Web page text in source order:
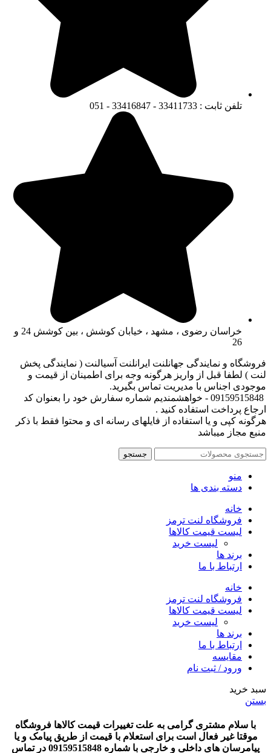
تلفن ثابت : 33411733 - 33416847 - 051
خراسان رضوی ، مشهد ، خیابان کوشش ، بین کوشش 24 و
26
فروشگاه و نمایندگی جهانلنت ایرانلنت آسیالنت ( نمایندگی پخش
لنت ) لطفا قبل از واریز هرگونه وجه برای اطمینان از قیمت و
موجودی اجناس با مدیریت تماس بگیرید.
09159515848 - خواهشمندیم شماره سفارش خود را بعنوان کد
ارجاع پرداخت استفاده کنید .
هرگونه کپی و یا استفاده از فایلهای رسانه ای و محتوا فقط با ذکر
منبع مجاز میباشد
جستجو
منو
دسته بندی ها
خانه
فروشگاه لنت ترمز
لیست قیمت کالاها
لیست خرید
برند ها
ارتباط با ما
خانه
فروشگاه لنت ترمز
لیست قیمت کالاها
لیست خرید
برند ها
ارتباط با ما
مقایسه
ورود / ثبت نام
سبد خرید
بستن
با سلام مشتری گرامی به علت تغییرات قیمت کالاها فروشگاه
موقتا غیر فعال است برای استعلام با قیمت از طریق پیامک و یا
پیامرسان های داخلی و خارجی با شماره 09159515848 در تماس